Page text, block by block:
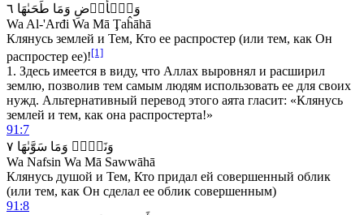
وَٱلۡأَرۡضِ وَمَا طَحَىٰهَا
Wa Al-'Arđi Wa Mā Ţaĥāhā
Клянусь землей и Тем, Кто ее распростер (или тем, как Он
распростер ее)![1]
1. Здесь имеется в виду, что Аллах выровнял и расширил
землю, позволив тем самым людям использовать ее для своих
нужд. Альтернативный перевод этого аята гласит: «Клянусь
землей и тем, как она распростерта!»
91:7
وَنَفۡسٖ وَمَا سَوَّىٰهَا
Wa Nafsin Wa Mā Sawwāhā
Клянусь душой и Тем, Кто придал ей совершенный облик
(или тем, как Он сделал ее облик совершенным)
91:8